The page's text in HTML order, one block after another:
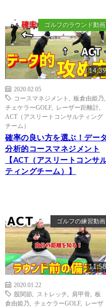
ゴルフのラウンド動画
14:39
2020.02.05
コースマネジメント
板倉由姫乃
チェケラーGOLF, レーザー距離計
ACT（アスリートコンサルティング
チーム）
確率の良い方を選ぶ！データ
分析的コースマネジメント
【ACT（アスリートコンサ
ティングチーム）】
ゴルフの練習動画
11:58
2020.01.22
股関節
ストレッチ 肩甲骨
板
倉由姫乃
チェケラーGOLF,
レーザ